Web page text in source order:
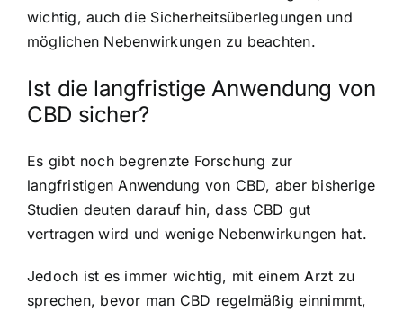
wichtig, auch die Sicherheitsüberlegungen und
möglichen Nebenwirkungen zu beachten.
Ist die langfristige Anwendung von
CBD sicher?
Es gibt noch begrenzte Forschung zur
langfristigen Anwendung von CBD, aber bisherige
Studien deuten darauf hin, dass CBD gut
vertragen wird und wenige Nebenwirkungen hat.
Jedoch ist es immer wichtig, mit einem Arzt zu
sprechen, bevor man CBD regelmäßig einnimmt,